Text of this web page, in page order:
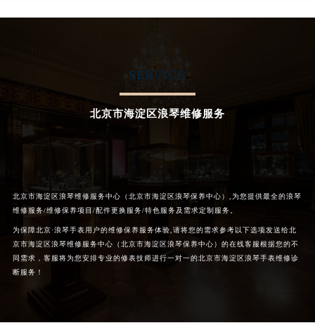
SERVICE
北京市海淀区浪琴维修服务
北京市海淀区浪琴维修服务中心（北京市海淀区浪琴保养中心）,为您提供最全的浪琴
维修服务/维修保养项目/配件更换服务/特色服务及需求定制服务。
为保障北京·浪琴手表用户的维修保养服务体验,请将您的需求参考以下选项发送给北
京市海淀区浪琴维修服务中心（北京市海淀区浪琴保养中心）的在线客服根据您的不
同需求，客服将为您安排专业的修表技师进行一对一的北京市海淀区浪琴手表维修诊
断服务！